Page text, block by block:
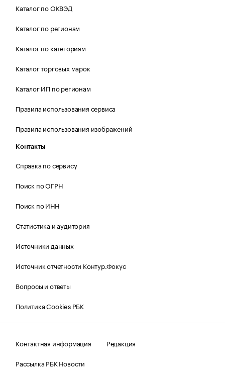
Каталог по ОКВЭД
Каталог по регионам
Каталог по категориям
Каталог торговых марок
Каталог ИП по регионам
Правила использования сервиса
Правила использования изображений
Контакты
Справка по сервису
Поиск по ОГРН
Поиск по ИНН
Статистика и аудитория
Источники данных
Источник отчетности Контур.Фокус
Вопросы и ответы
Политика Cookies РБК
Контактная информация
Редакция
Рассылка РБК Новости